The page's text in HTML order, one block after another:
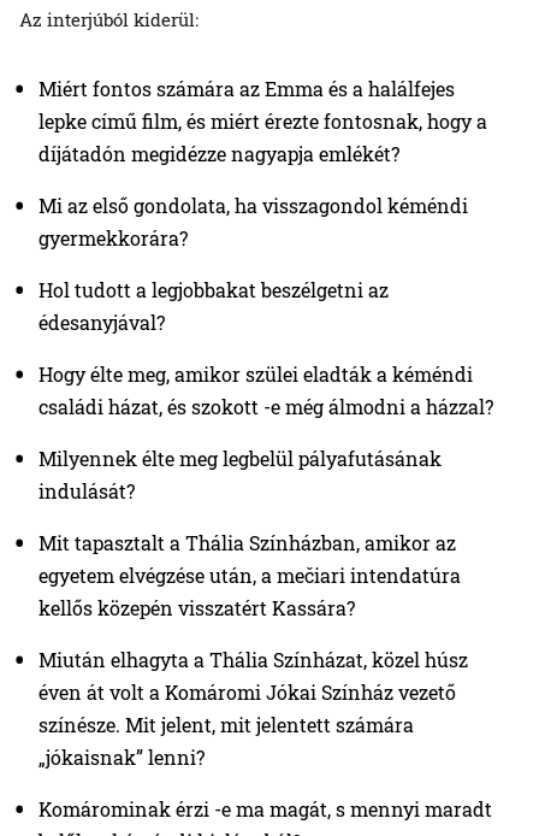
Az interjúból kiderül:
Miért fontos számára az Emma és a halálfejes
lepke című film, és miért érezte fontosnak, hogy a
díjátadón megidézze nagyapja emlékét?
Mi az első gondolata, ha visszagondol kéméndi
gyermekkorára?
Hol tudott a legjobbakat beszélgetni az
édesanyjával?
Hogy élte meg, amikor szülei eladták a kéméndi
családi házat, és szokott -e még álmodni a házzal?
Milyennek élte meg legbelül pályafutásának
indulását?
Mit tapasztalt a Thália Színházban, amikor az
egyetem elvégzése után, a mečiari intendatúra
kellős közepén visszatért Kassára?
Miután elhagyta a Thália Színházat, közel húsz
éven át volt a Komáromi Jókai Színház vezető
színésze. Mit jelent, mit jelentett számára
„jókaisnak” lenni?
Komárominak érzi -e ma magát, s mennyi maradt